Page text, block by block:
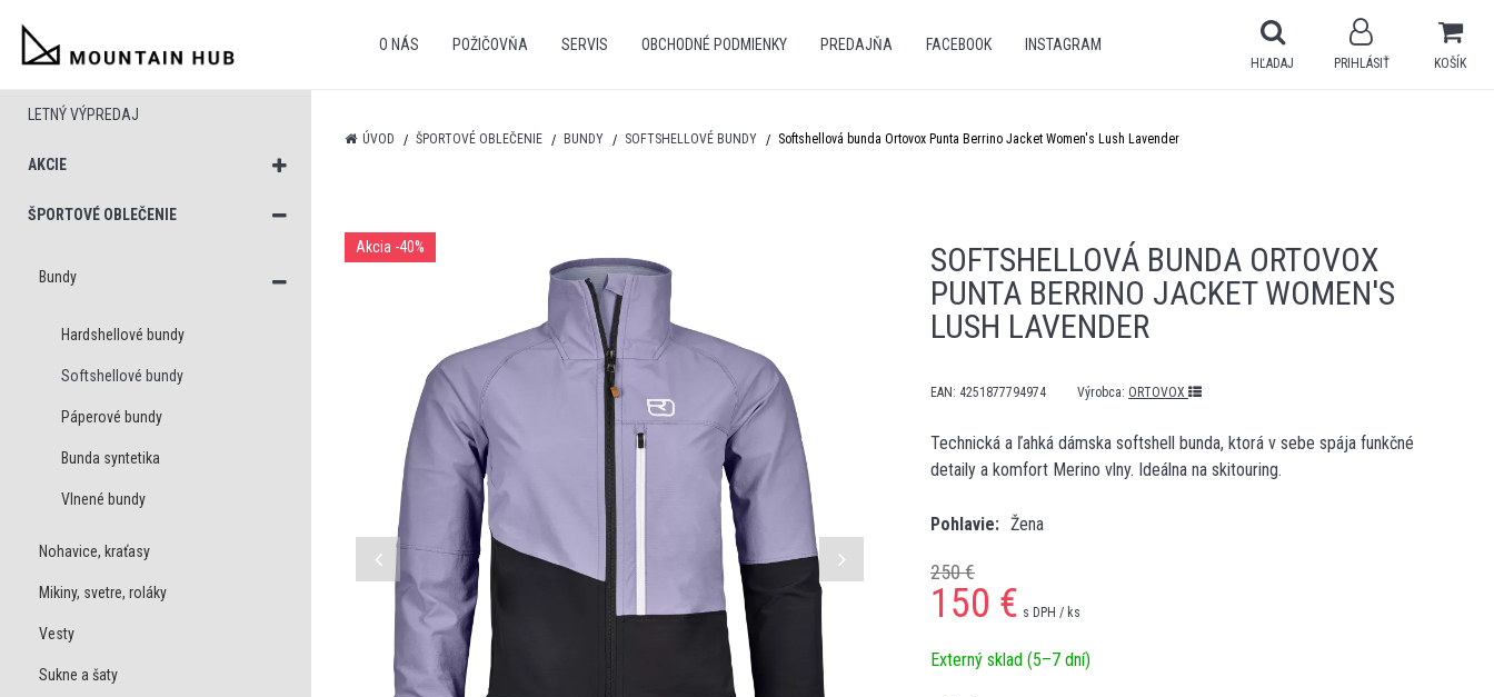
O NÁS POŽIČOVŇA SERVIS OBCHODNÉ PODMIENKY PREDAJŇA FACEBOOK INSTAGRAM
KOŠÍK
PRIHLÁSIŤ
HĽADAJ
LETNÝ VÝPREDAJ
AKCIE
ŠPORTOVÉ OBLEČENIE
Bundy
Hardshellové bundy
Softshellové bundy
Páperové bundy
Bunda syntetika
Vlnené bundy
Nohavice, kraťasy
Mikiny, svetre, roláky
Vesty
Sukne a šaty
ÚVOD ŠPORTOVÉ OBLEČENIE BUNDY SOFTSHELLOVÉ BUNDY Softshellová bunda Ortovox Punta Berrino Jacket Women's Lush Lavender
Akcia -40%
SOFTSHELLOVÁ BUNDA ORTOVOX
PUNTA BERRINO JACKET WOMEN'S
LUSH LAVENDER
EAN: 4251877794974 Výrobca: ORTOVOX
Technická a ľahká dámska softshell bunda, ktorá v sebe spája funkčné
detaily a komfort Merino vlny. Ideálna na skitouring.
Pohlavie Žena
250 €
150 € s DPH / ks
Externý sklad (5–7 dní)